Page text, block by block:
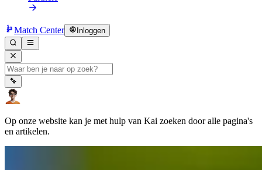
Match Center Inloggen
Op onze website kan je met hulp van Kai zoeken door alle pagina's
en artikelen.